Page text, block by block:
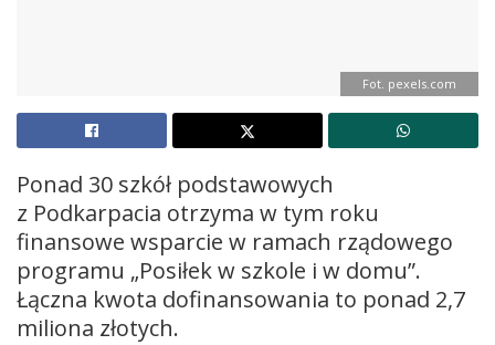
Fot. pexels.com
Ponad 30 szkół podstawowych
z Podkarpacia otrzyma w tym roku
finansowe wsparcie w ramach rządowego
programu „Posiłek w szkole i w domu”.
Łączna kwota dofinansowania to ponad 2,7
miliona złotych.